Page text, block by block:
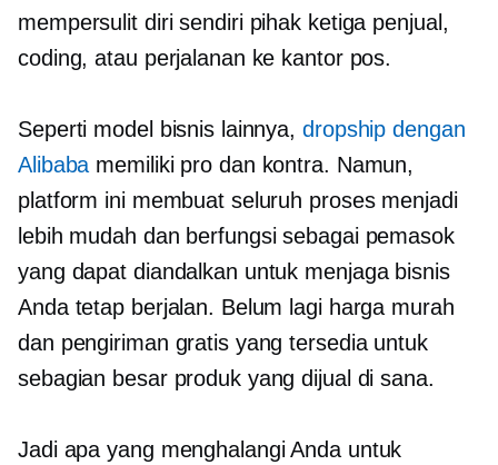
mempersulit diri sendiri pihak ketiga penjual,
coding, atau perjalanan ke kantor pos.
Seperti model bisnis lainnya, dropship dengan
Alibaba memiliki pro dan kontra. Namun,
platform ini membuat seluruh proses menjadi
lebih mudah dan berfungsi sebagai pemasok
yang dapat diandalkan untuk menjaga bisnis
Anda tetap berjalan. Belum lagi harga murah
dan pengiriman gratis yang tersedia untuk
sebagian besar produk yang dijual di sana.
Jadi apa yang menghalangi Anda untuk